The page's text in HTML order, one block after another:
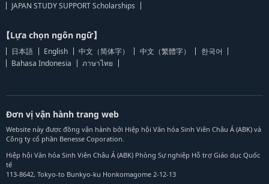
JAPAN STUDY SUPPORT Scholarships
【Lựa chọn ngôn ngữ】
日本語 English 中文（简体字） 中文（繁體字）
한국어
Bahasa Indonesia
ภาษาไทย
Đơn vị vận hành trang web
Website này được đồng vận hành bởi Hiệp hội Văn hóa Sinh Viên Châu Á (ABK) và
Công ty cổ phần Benesse Coporation.
Hiệp hội Văn hóa Sinh Viên Châu Á (ABK) Phòng Sự nghiệp Hỗ trợ Giáo dục Quốc
tế
113-8642, Tokyo-to Bunkyo-ku Honkomagome 2-12-13